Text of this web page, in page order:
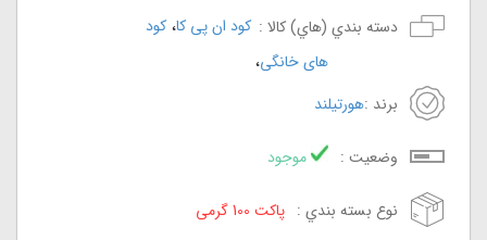
دسته بندي (هاي) کالا : کود ان پی کا، کود
های خانگی،
برند :هورتیلند
وضعيت : موجود
نوع بسته بندي : پاکت 100 گرمی